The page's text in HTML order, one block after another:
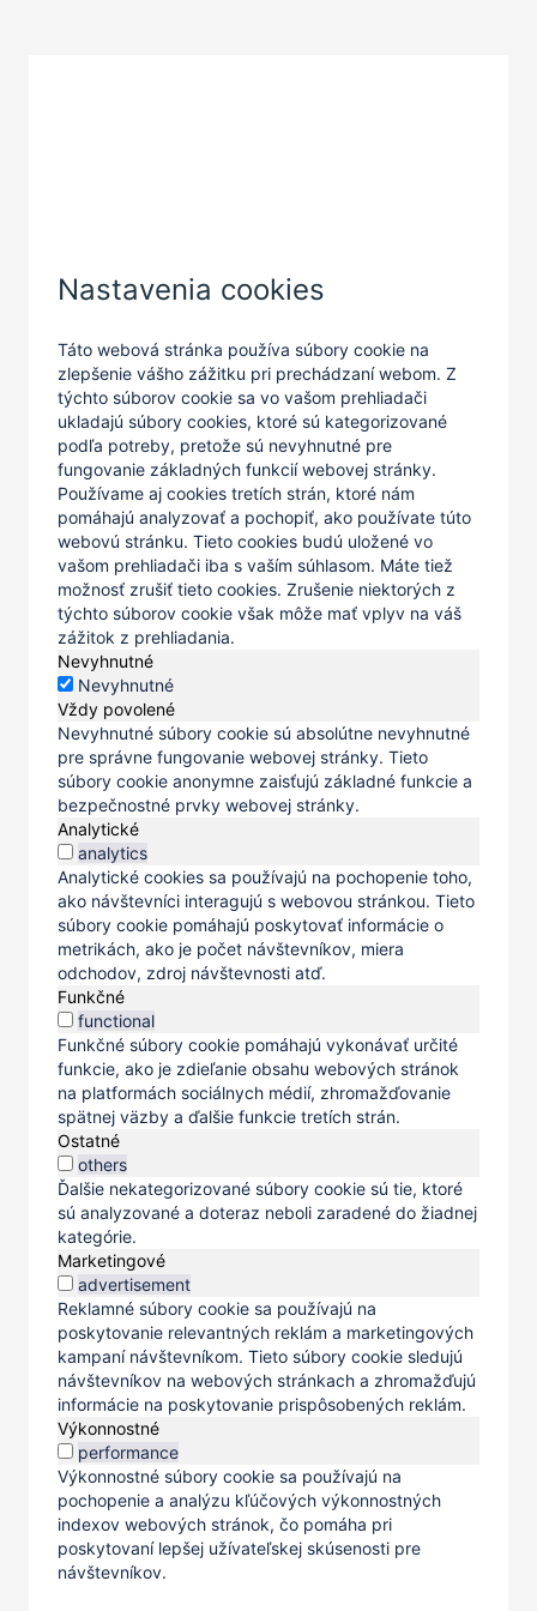
Nastavenia cookies
Táto webová stránka používa súbory cookie na
zlepšenie vášho zážitku pri prechádzaní webom. Z
týchto súborov cookie sa vo vašom prehliadači
ukladajú súbory cookies, ktoré sú kategorizované
podľa potreby, pretože sú nevyhnutné pre
fungovanie základných funkcií webovej stránky.
Používame aj cookies tretích strán, ktoré nám
pomáhajú analyzovať a pochopiť, ako používate túto
webovú stránku. Tieto cookies budú uložené vo
vašom prehliadači iba s vaším súhlasom. Máte tiež
možnosť zrušiť tieto cookies. Zrušenie niektorých z
týchto súborov cookie však môže mať vplyv na váš
zážitok z prehliadania.
Nevyhnutné
Nevyhnutné
Vždy povolené
Nevyhnutné súbory cookie sú absolútne nevyhnutné
pre správne fungovanie webovej stránky. Tieto
súbory cookie anonymne zaisťujú základné funkcie a
bezpečnostné prvky webovej stránky.
Analytické
analytics
Analytické cookies sa používajú na pochopenie toho,
ako návštevníci interagujú s webovou stránkou. Tieto
súbory cookie pomáhajú poskytovať informácie o
metrikách, ako je počet návštevníkov, miera
odchodov, zdroj návštevnosti atď.
Funkčné
functional
Funkčné súbory cookie pomáhajú vykonávať určité
funkcie, ako je zdieľanie obsahu webových stránok
na platformách sociálnych médií, zhromažďovanie
spätnej väzby a ďalšie funkcie tretích strán.
Ostatné
others
Ďalšie nekategorizované súbory cookie sú tie, ktoré
sú analyzované a doteraz neboli zaradené do žiadnej
kategórie.
Marketingové
advertisement
Reklamné súbory cookie sa používajú na
poskytovanie relevantných reklám a marketingových
kampaní návštevníkom. Tieto súbory cookie sledujú
návštevníkov na webových stránkach a zhromažďujú
informácie na poskytovanie prispôsobených reklám.
Výkonnostné
performance
Výkonnostné súbory cookie sa používajú na
pochopenie a analýzu kľúčových výkonnostných
indexov webových stránok, čo pomáha pri
poskytovaní lepšej užívateľskej skúsenosti pre
návštevníkov.